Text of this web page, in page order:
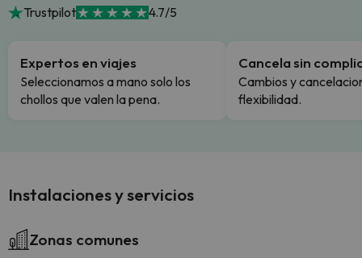
Trustpilot 4.7/5
Expertos en viajes
Seleccionamos a mano solo los
chollos que valen la pena.
Cancela sin
Cambios y
flexibilidad.
Instalaciones y servicios
Zonas comunes